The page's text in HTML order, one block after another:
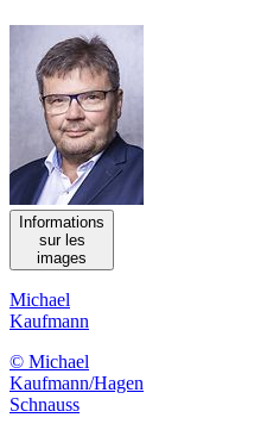
Informations
sur les
images
Michael
Kaufmann
© Michael
Kaufmann/Hagen
Schnauss